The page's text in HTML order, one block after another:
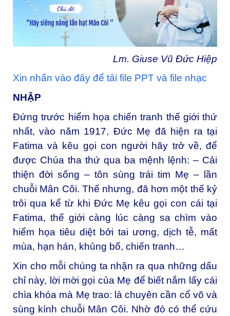
Lm. Giuse Vũ Đức Hiệp
Xin nhấn vào đây để tải file PPT và file nhạc
NHẬP
Đứng trước hiểm họa chiến tranh thế giới thứ
nhất, vào năm 1917, Đức Mẹ đã hiện ra tại
Fatima và kêu gọi con người hãy trở về, để
được Chúa tha thứ qua ba mệnh lệnh: – Cải
thiện đời sống – tôn sùng trái tim Mẹ – lần
chuỗi Mân Côi. Thế nhưng, đã hơn một thế kỷ
trôi qua kể từ khi Đức Mẹ kêu gọi con cái tại
Fatima, thế giới càng lúc càng sa chìm vào
hiểm họa tiêu diệt bởi tai ương, dịch tễ, mất
mùa, hạn hán, khủng bố, chiến tranh…
Xin cho mỗi chúng ta nhận ra qua những dấu
chỉ này, lời mời gọi của Mẹ để biết nắm lấy cái
chìa khóa mà Mẹ trao: là chuyên cần cổ võ và
sùng kính chuỗi Mân Côi. Nhờ đó có thể cứu